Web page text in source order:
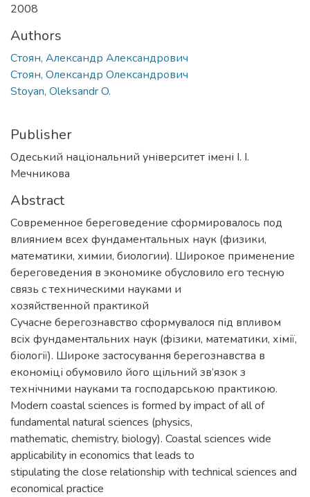
2008
Authors
Стоян, Александр Александрович
Стоян, Олександр Олександрович
Stoyan, Oleksandr O.
Publisher
Одеський національний університет імені І. І.
Мечникова
Abstract
Современное береговедение сформировалось под
влиянием всех фундаментальных наук (физики,
математики, химии, биологии). Широкое применение
береговедения в экономике обусловило его тесную
связь с техническими науками и
хозяйственной практикой
Сучасне берегознавство сформувалося під впливом
всіх фундаментальних наук (фізики, математики, хімії,
біології). Широке застосування берегознавства в
економіці обумовило його щільний зв’язок з
технічними науками та господарською практикою.
Modern coastal sciences is formed by impact of all of
fundamental natural sciences (physics,
mathematic, chemistry, biology). Coastal sciences wide
applicability in economics that leads to
stipulating the close relationship with technical sciences and
economical practice